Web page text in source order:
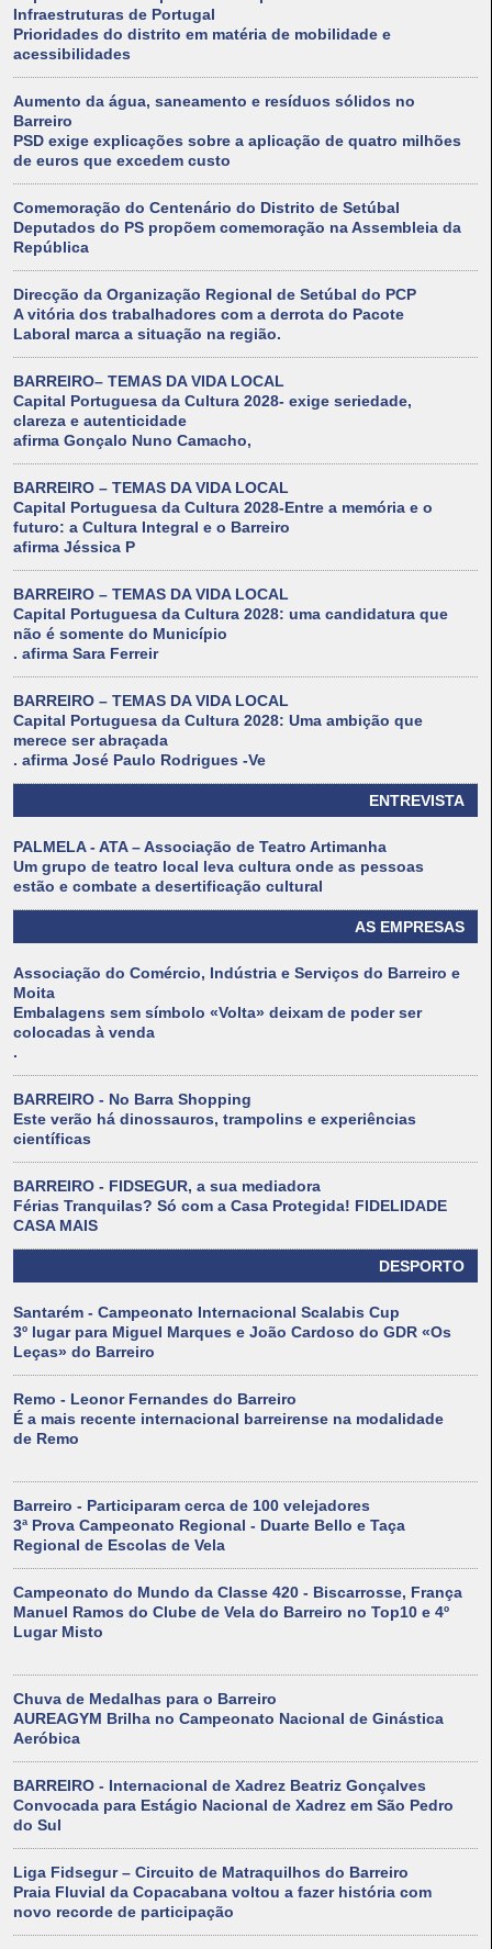
Infraestruturas de Portugal
Prioridades do distrito em matéria de mobilidade e
acessibilidades
Aumento da água, saneamento e resíduos sólidos no
Barreiro
PSD exige explicações sobre a aplicação de quatro milhões
de euros que excedem custo
Comemoração do Centenário do Distrito de Setúbal
Deputados do PS propõem comemoração na Assembleia da
República
Direcção da Organização Regional de Setúbal do PCP
A vitória dos trabalhadores com a derrota do Pacote
Laboral marca a situação na região.
BARREIRO– TEMAS DA VIDA LOCAL
Capital Portuguesa da Cultura 2028- exige seriedade,
clareza e autenticidade
afirma Gonçalo Nuno Camacho,
BARREIRO – TEMAS DA VIDA LOCAL
Capital Portuguesa da Cultura 2028-Entre a memória e o
futuro: a Cultura Integral e o Barreiro
afirma Jéssica P
BARREIRO – TEMAS DA VIDA LOCAL
Capital Portuguesa da Cultura 2028: uma candidatura que
não é somente do Município
. afirma Sara Ferreir
BARREIRO – TEMAS DA VIDA LOCAL
Capital Portuguesa da Cultura 2028: Uma ambição que
merece ser abraçada
. afirma José Paulo Rodrigues -Ve
ENTREVISTA
PALMELA - ATA – Associação de Teatro Artimanha
Um grupo de teatro local leva cultura onde as pessoas
estão e combate a desertificação cultural
AS EMPRESAS
Associação do Comércio, Indústria e Serviços do Barreiro e
Moita
Embalagens sem símbolo «Volta» deixam de poder ser
colocadas à venda
.
BARREIRO - No Barra Shopping
Este verão há dinossauros, trampolins e experiências
científicas
BARREIRO - FIDSEGUR, a sua mediadora
Férias Tranquilas? Só com a Casa Protegida! FIDELIDADE
CASA MAIS
DESPORTO
Santarém - Campeonato Internacional Scalabis Cup
3º lugar para Miguel Marques e João Cardoso do GDR «Os
Leças» do Barreiro
Remo - Leonor Fernandes do Barreiro
É a mais recente internacional barreirense na modalidade
de Remo
Barreiro - Participaram cerca de 100 velejadores
3ª Prova Campeonato Regional - Duarte Bello e Taça
Regional de Escolas de Vela
Campeonato do Mundo da Classe 420 - Biscarrosse, França
Manuel Ramos do Clube de Vela do Barreiro no Top10 e 4º
Lugar Misto
Chuva de Medalhas para o Barreiro
AUREAGYM Brilha no Campeonato Nacional de Ginástica
Aeróbica
BARREIRO - Internacional de Xadrez Beatriz Gonçalves
Convocada para Estágio Nacional de Xadrez em São Pedro
do Sul
Liga Fidsegur – Circuito de Matraquilhos do Barreiro
Praia Fluvial da Copacabana voltou a fazer história com
novo recorde de participação